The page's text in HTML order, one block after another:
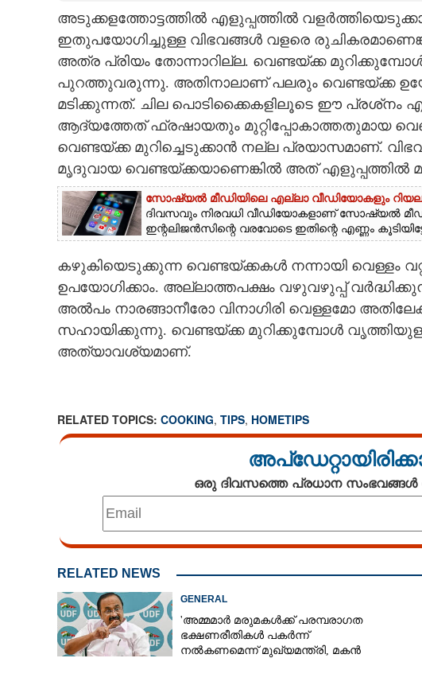
CARTOONS
LITERATURE
അടുക്കളത്തോട്ടത്തിൽ എളുപ്പത്തിൽ
ഇതുപയോഗിച്ചുള്ള വിഭവങ്ങൾ വളരെ
അത്ര പ്രിയം തോന്നാറില്ല. വെണ്ടയ്‌ക്ക
പുറത്തുവരുന്നു. അതിനാലാണ് പലരും വെണ്ടയ്‌ക്ക‌
മടിക്കുന്നത്. ചില പൊടിക്കൈകളിലൂടെ ഈ പ്രശ്‌നം
ആദ്യത്തേത് ഫ്രഷായതും മുറ്റിപ്പോകാത്തതുമായ
വെണ്ടയ്‌ക്ക മുറിച്ചെടുക്കാൻ നല്ല പ്രയാസമാണ്.
മൃദുവായ വെണ്ടയ്‌ക്കയാണെങ്കിൽ അത് എളുപ്പത്തിൽ
സോഷ്യൽ മീഡിയിലെ എല്ലാ വീഡിയോകളും
ദിവസവും നിരവധി വീഡിയോകളാണ് സോഷ്യൽ
ഇന്റലിജൻസിന്റെ വരവോടെ ഇതിന്റെ എണ്ണം
കഴുകിയെടുക്കുന്ന വെണ്ടയ്‌ക്കകൾ നന്നായി വെള്ളം
ഉപയോഗിക്കാം. അല്ലാത്തപക്ഷം വഴുവഴുപ്പ്
അൽപം നാരങ്ങാനീരോ വിനാഗിരി വെള്ളമോ
സഹായിക്കുന്നു. വെണ്ടയ്‌ക്ക മുറിക്കുമ്പോൾ
അത്യാവശ്യമാണ്.
RELATED TOPICS: COOKING, TIPS, HOMETIPS
ഒരു ദിവസത്തെ പ്രധാന
RELATED NEWS
GENERAL
'അമ്മമാർ മരുമകൾക്ക് പരമ്പരാഗത
ഭക്ഷണരീതികൾ പകർന്ന്
നൽകണമെന്ന് മുഖ്യമന്ത്രി, മകൻ
വെണ്ടയ്‌ക്കയിലെ